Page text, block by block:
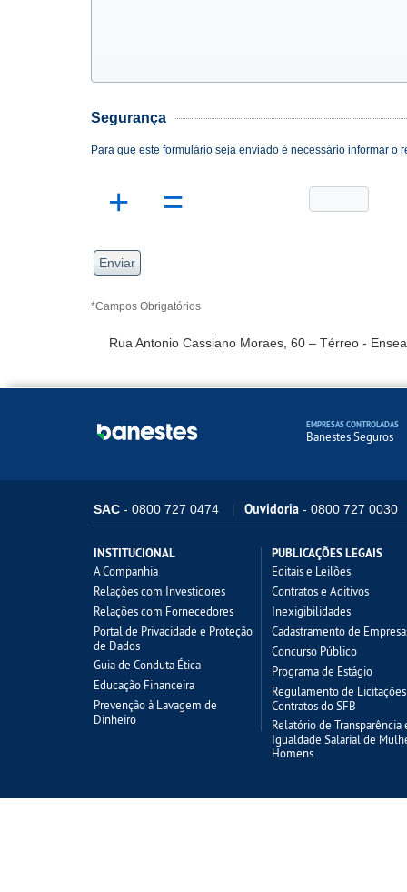
Segurança
Para que este formulário seja enviado é necessário informar o
+ =
*Campos Obrigatórios
Rua Antonio Cassiano Moraes, 60 – Térreo -
EMPRESAS CONTROLADAS
Banestes Seguros
SAC- 0800 727 0474 Ouvidoria- 0800 727 0030
INSTITUCIONAL
A Companhia
Relações com Investidores
Relações com Fornecedores
Portal de Privacidade e Proteção
de Dados
Guia de Conduta Ética
Educação Financeira
Prevenção à Lavagem de
Dinheiro
PUBLICAÇÕES LEGAIS
Editais e Leilões
Contratos e Aditivos
Inexigibilidades
Cadastramento de
Concurso Público
Programa de Estágio
Regulamento de
Contratos do SFB
Relatório de Transparência
Igualdade Salarial de
Homens